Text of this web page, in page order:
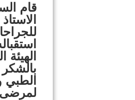
قام
لمرضى